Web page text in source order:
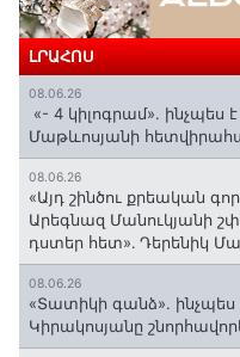
ԼՐԱՀՈՍ
08.06.26
«- 4 կիլոգրամ». ինչպես
Մաթևոսյանի
08.06.26
«Այդ շինծու քրեական
Արեգնազ Մանուկյանի
դստեր հետ»․ Դերենիկ
08.06.26
«Տատիկի գանձ».
Կիրակոսյանը